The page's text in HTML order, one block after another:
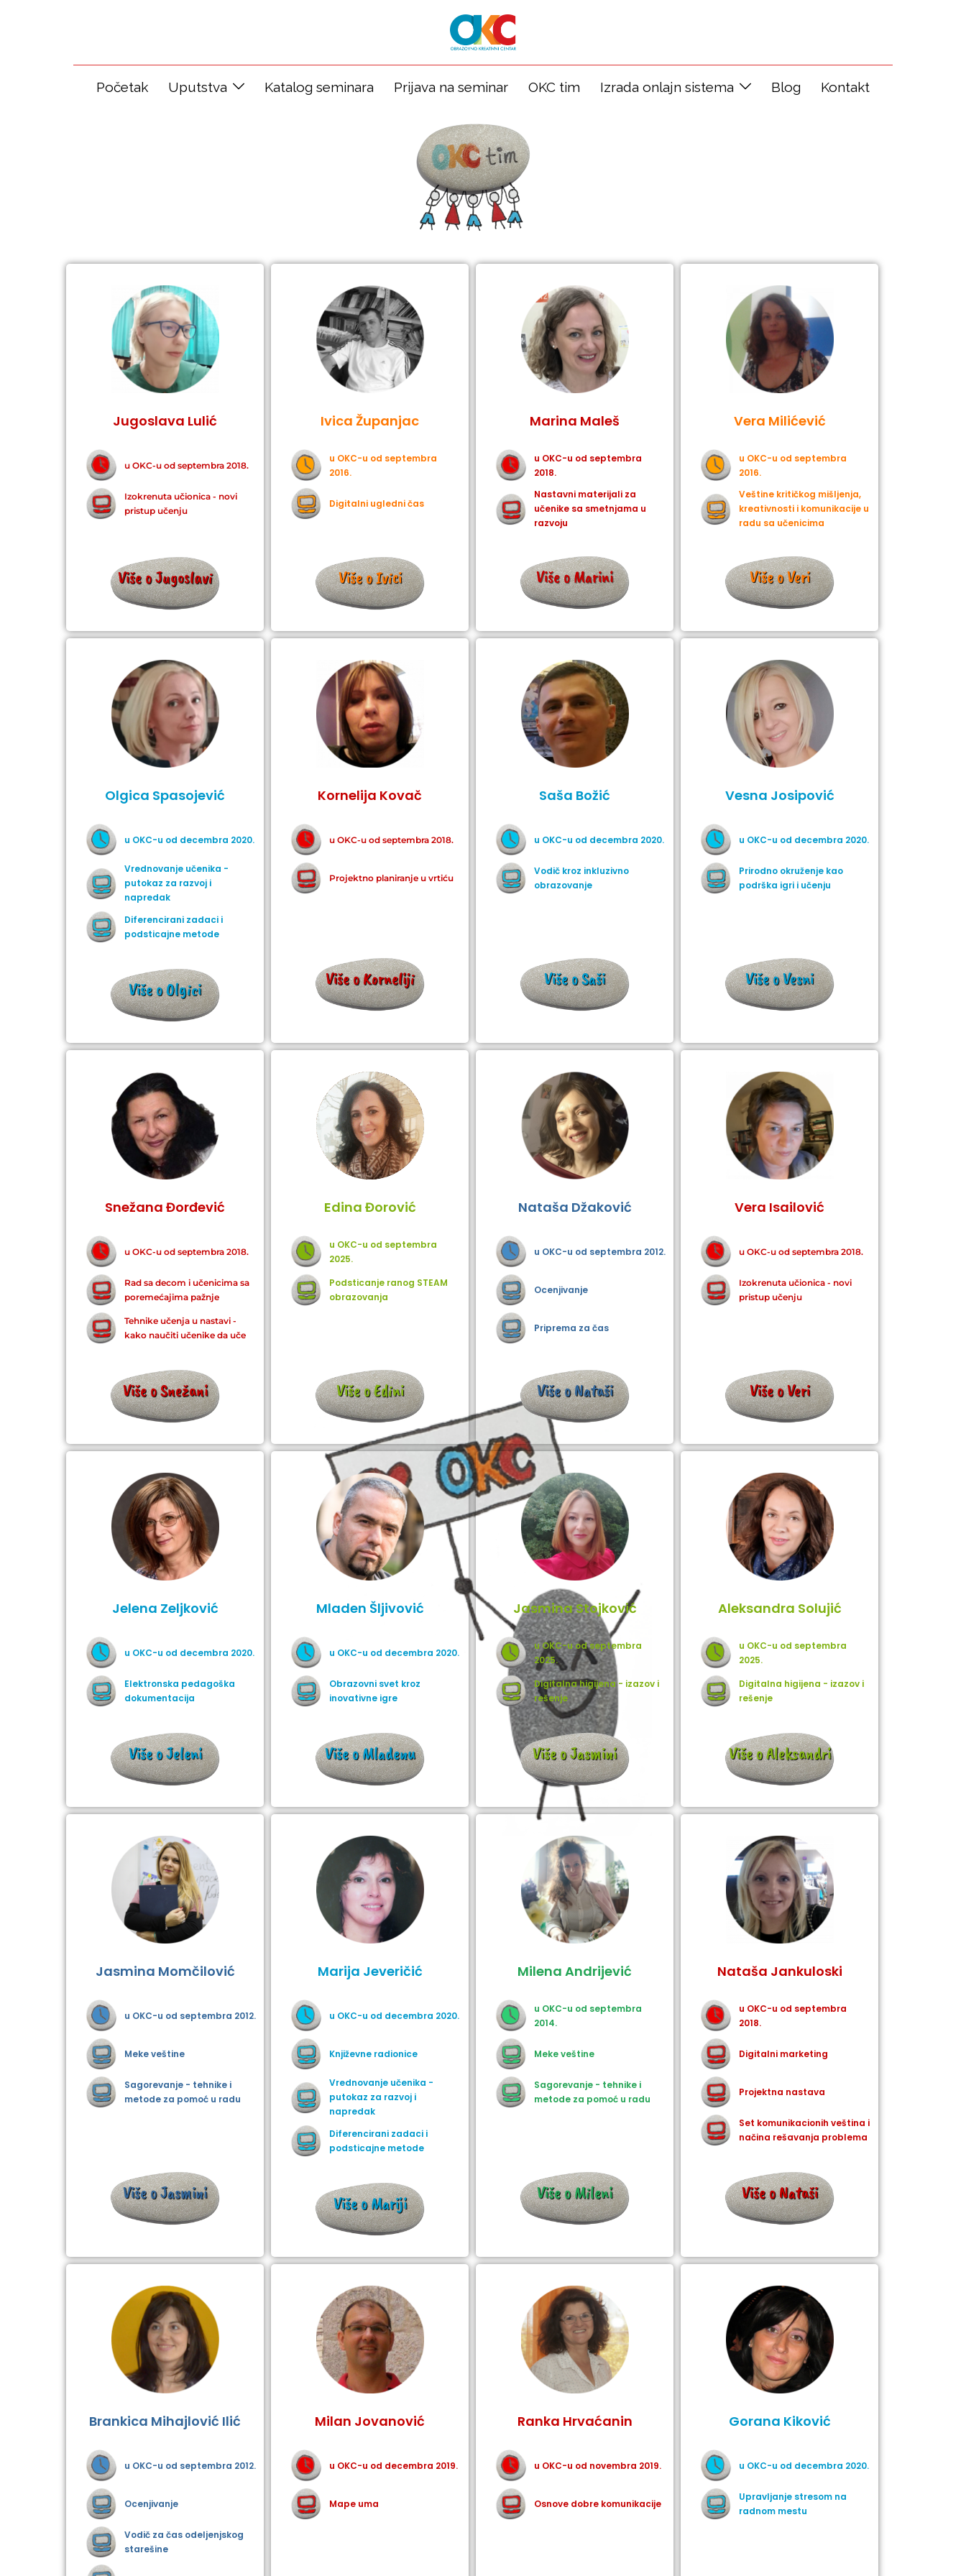
Početak Uputstva Katalog seminara Prijava na seminar OKC tim Izrada onlajn sistema Blog Kontakt
Jugoslava Lulić
u OKC-u od septembra 2018.
Izokrenuta učionica - novi
pristup učenju
Više o Jugoslavi
Ivica Županjac
u OKC-u od septembra
2016.
Digitalni ugledni čas
Više o Ivici
Marina Maleš
u OKC-u od septembra
2018.
Nastavni materijali za
učenike sa smetnjama u
razvoju
Više o Marini
Vera Milićević
u OKC-u od septembra
2016.
Veštine kritičkog mišljenja,
kreativnosti i komunikacije u
radu sa učenicima
Više o Veri
Olgica Spasojević
u OKC-u od decembra 2020.
Vrednovanje učenika -
putokaz za razvoj i
napredak
Diferencirani zadaci i
podsticajne metode
Više o Olgici
Kornelija Kovač
u OKC-u od septembra 2018.
Projektno planiranje u vrtiću
Više o Korneliji
Saša Božić
u OKC-u od decembra 2020.
Vodič kroz inkluzivno
obrazovanje
Više o Saši
Vesna Josipović
u OKC-u od decembra 2020.
Prirodno okruženje kao
podrška igri i učenju
Više o Vesni
Snežana Đorđević
u OKC-u od septembra 2018.
Rad sa decom i učenicima sa
poremećajima pažnje
Tehnike učenja u nastavi -
kako naučiti učenike da uče
Više o Snežani
Edina Đorović
u OKC-u od septembra
2025.
Podsticanje ranog STEAM
obrazovanja
Više o Edini
Nataša Džaković
u OKC-u od septembra 2012.
Ocenjivanje
Priprema za čas
Više o Nataši
Vera Isailović
u OKC-u od septembra 2018.
Izokrenuta učionica - novi
pristup učenju
Više o Veri
Jelena Zeljković
u OKC-u od decembra 2020.
Elektronska pedagoška
dokumentacija
Više o Jeleni
Mladen Šljivović
u OKC-u od decembra 2020.
Obrazovni svet kroz
inovativne igre
Više o Mladenu
Jasmina Stojković
u OKC-u od septembra
2025.
Digitalna higijena - izazov i
rešenje
Više o Jasmini
Aleksandra Solujić
u OKC-u od septembra
2025.
Digitalna higijena - izazov i
rešenje
Više o Aleksandri
Jasmina Momčilović
u OKC-u od septembra 2012.
Meke veštine
Sagorevanje - tehnike i
metode za pomoć u radu
Više o Jasmini
Marija Jeveričić
u OKC-u od decembra 2020.
Književne radionice
Vrednovanje učenika -
putokaz za razvoj i
napredak
Diferencirani zadaci i
podsticajne metode
Više o Mariji
Milena Andrijević
u OKC-u od septembra
2014.
Meke veštine
Sagorevanje - tehnike i
metode za pomoć u radu
Više o Mileni
Nataša Jankuloski
u OKC-u od septembra
2018.
Digitalni marketing
Projektna nastava
Set komunikacionih veština i
načina rešavanja problema
Više o Nataši
Brankica Mihajlović Ilić
u OKC-u od septembra 2012.
Ocenjivanje
Vodič za čas odeljenjskog
starešine
Milan Jovanović
u OKC-u od decembra 2019.
Mape uma
Ranka Hrvaćanin
u OKC-u od novembra 2019.
Osnove dobre komunikacije
Gorana Kiković
u OKC-u od decembra 2020.
Upravljanje stresom na
radnom mestu